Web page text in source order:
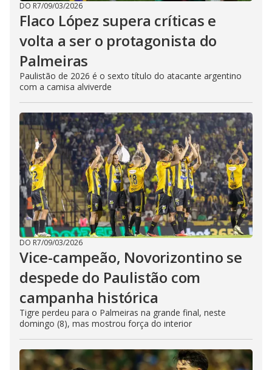
DO R7/09/03/2026
Flaco López supera críticas e
volta a ser o protagonista do
Palmeiras
Paulistão de 2026 é o sexto título do atacante argentino
com a camisa alviverde
DO R7/09/03/2026
Vice-campeão, Novorizontino se
despede do Paulistão com
campanha histórica
Tigre perdeu para o Palmeiras na grande final, neste
domingo (8), mas mostrou força do interior